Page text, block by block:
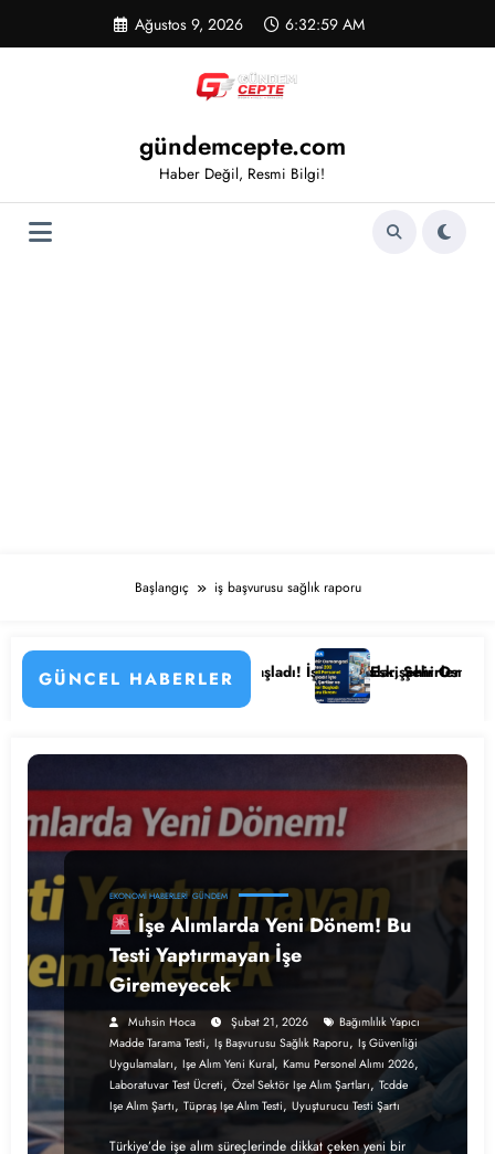
Ağustos 9, 2026 6:32:59 AM
gündemcepte.com
Haber Değil, Resmi Bilgi!
Başlangıç iş başvurusu sağlık raporu
GÜNCEL HABERLER
Personel Alımı Başladı! İşte Kadrolar, Şehirler ve Başvuru
Eskişehir Osmangazi
EKONOMI HABERLERI GÜNDEM
İşe Alımlarda Yeni Dönem! Bu
Testi Yaptırmayan İşe
Giremeyecek
Muhsin Hoca Şubat 21, 2026
Bağımlılık Yapıcı
Madde Tarama Testi, Iş Başvurusu Sağlık Raporu, Iş Güvenliği
Uygulamaları, Işe Alım Yeni Kural, Kamu Personel Alımı 2026,
Laboratuvar Test Ücreti, Özel Sektör Işe Alım Şartları,Tcdde
Işe Alım Şartı, Tüpraş Işe Alım Testi, Uyuşturucu Testi Şartı
Türkiye’de işe alım süreçlerinde dikkat çeken yeni bir